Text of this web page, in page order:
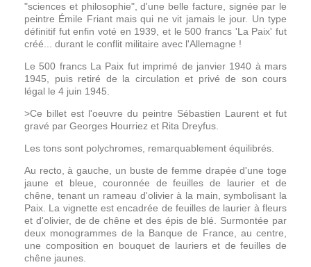
"sciences et philosophie", d'une belle facture, signée par le
peintre Émile Friant mais qui ne vit jamais le jour. Un type
définitif fut enfin voté en 1939, et le 500 francs 'La Paix' fut
créé... durant le conflit militaire avec l'Allemagne !
Le 500 francs La Paix fut imprimé de janvier 1940 à mars
1945, puis retiré de la circulation et privé de son cours
légal le 4 juin 1945.
>Ce billet est l'oeuvre du peintre Sébastien Laurent et fut
gravé par Georges Hourriez et Rita Dreyfus.
Les tons sont polychromes, remarquablement équilibrés.
Au recto, à gauche, un buste de femme drapée d'une toge
jaune et bleue, couronnée de feuilles de laurier et de
chêne, tenant un rameau d'olivier à la main, symbolisant la
Paix. La vignette est encadrée de feuilles de laurier à fleurs
et d'olivier, de de chêne et des épis de blé. Surmontée par
deux monogrammes de la Banque de France, au centre,
une composition en bouquet de lauriers et de feuilles de
chêne jaunes.